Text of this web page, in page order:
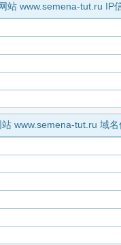
网站 www.semena-tut.ru IP
站 www.semena-tut.ru 域名